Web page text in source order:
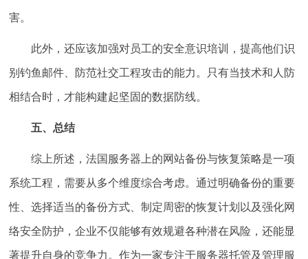
害。
此外，还应该加强对员工的安全意识培训，提高他们识
别钓鱼邮件、防范社交工程攻击的能力。只有当技术和人防
相结合时，才能构建起坚固的数据防线。
五、总结
综上所述，法国服务器上的网站备份与恢复策略是一项
系统工程，需要从多个维度综合考虑。通过明确备份的重要
性、选择适当的备份方式、制定周密的恢复计划以及强化网
络安全防护，企业不仅能够有效规避各种潜在风险，还能显
著提升自身的竞争力。作为一家专注于服务器托管及管理服